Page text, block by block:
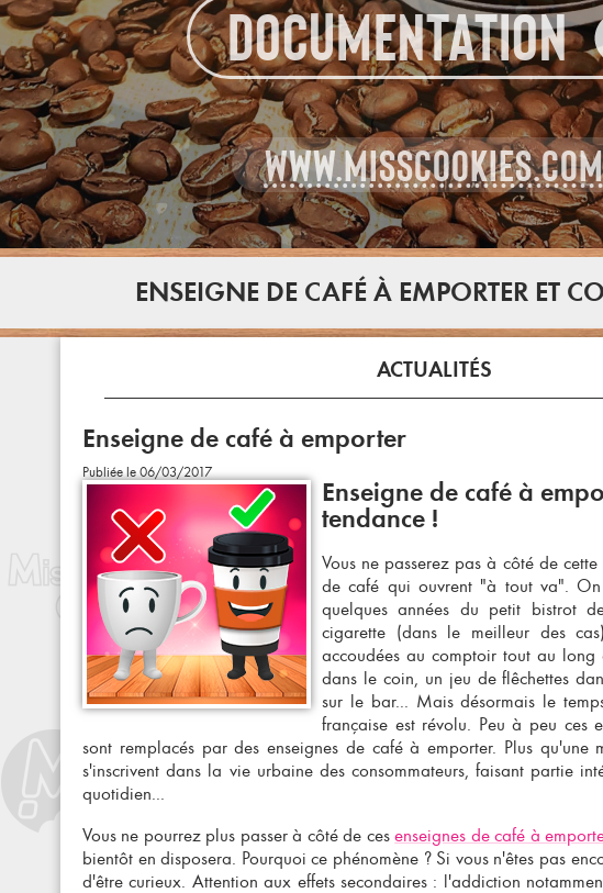
DOCUMENTATION
WWW.MISSCOOKIES.COM
ENSEIGNE DE CAFÉ À EMPORTER ET
ACTUALITÉS
Enseigne de café à emporter
Publiée le 06/03/2017
Enseigne de café à
tendance !
Vous ne passerez pas à côté de cette
de café qui ouvrent "à tout va".
quelques années du petit bistrot
cigarette (dans le meilleur des
accoudées au comptoir tout au
dans le coin, un jeu de flêchettes
sur le bar... Mais désormais le
française est révolu. Peu à peu ces
sont remplacés par desenseignes de café à emporter. Plus qu'une
s'inscrivent dans la vie urbaine des consommateurs, faisant partie
quotidien...
Vous ne pourrez plus passer à côté de cesenseignes de café à
bientôt en disposera. Pourquoi ce phénomène ? Si vous n'êtes pas
d'être curieux. Attention aux effets secondaires : l'addiction